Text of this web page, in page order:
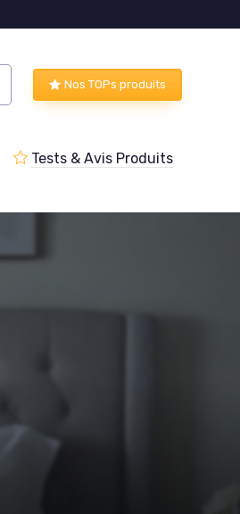
Nos TOPs produits
Tests & Avis Produits